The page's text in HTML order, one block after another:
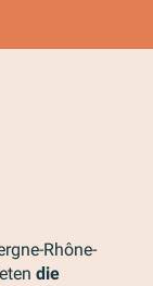
Rhône-
die